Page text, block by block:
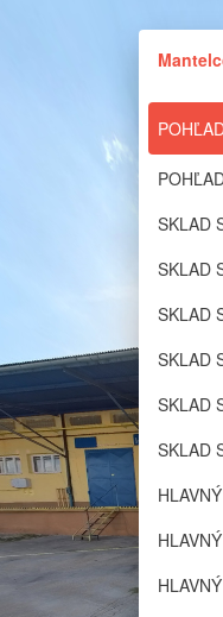
SKLAD
SKLAD
SKLAD
SKLAD
SKLAD
SKLAD
powerful
The online Virtual Tour